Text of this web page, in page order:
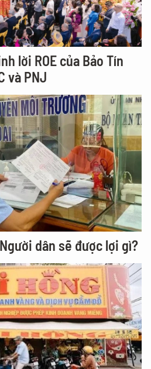
lời ROE của Bảo Tín
và PNJ
dân sẽ được lợi gì?